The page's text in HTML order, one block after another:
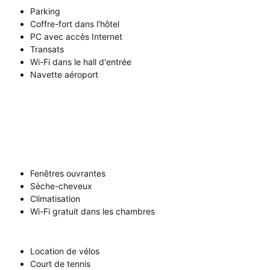
Parking
Coffre-fort dans l'hôtel
PC avec accès Internet
Transats
Wi-Fi dans le hall d'entrée
Navette aéroport
Fenêtres ouvrantes
Sèche-cheveux
Climatisation
Wi-Fi gratuit dans les chambres
Location de vélos
Court de tennis